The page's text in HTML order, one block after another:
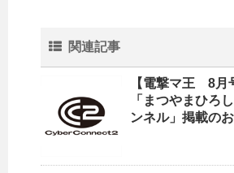
関連記事
【電撃マ王 8月
「まつやまひろ
ンネル」掲載の